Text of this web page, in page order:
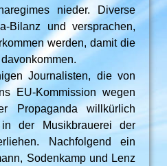
nieder. Diverse
Bilanz und versprachen,
werden, damit die
Journalisten, die von
EU-Kommission wegen
Propaganda willkürlich
der Musikbrauerei der
Nachfolgend ein
Sodenkamp und Lenz